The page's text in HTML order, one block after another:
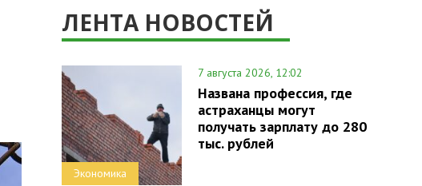
ЛЕНТА НОВОСТЕЙ
Экономика
7 августа 2026, 12:02
Названа профессия, где
астраханцы могут
получать зарплату до 280
тыс. рублей